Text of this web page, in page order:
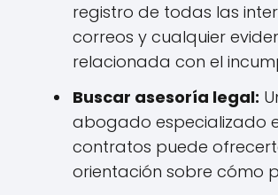
registro de todas las
correos y cualquier
relacionada con el
Buscar asesoría legal:
abogado especializado
contratos puede
orientación sobre cómo